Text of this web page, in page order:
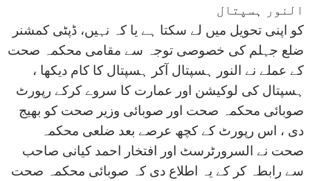
النور ہسپتال
کو اپنی تحویل میں لے سکتا ہے یا کہ نہیں، ڈپٹی کمشنر
ضلع جہلم کی خصوصی توجہ سے مقامی محکمہ صحت
کے عملے نے النور ہسپتال آکر ہسپتال کا کام دیکھا ،
ہسپتال کی لوکیشن اور عمارت کا سروے کرکے رپورٹ
صوبائی محکمہ صحت اور صوبائی وزیر صحت کو بھیج
دی ، اس رپورٹ کے کچھ عرصے بعد ضلعی محکمہ
صحت نے السرورٹرسٹ اور افتخار احمد کیانی صاحب
سے رابطہ کر کے یہ اطلاع دی کہ صوبائی محکمہ صحت